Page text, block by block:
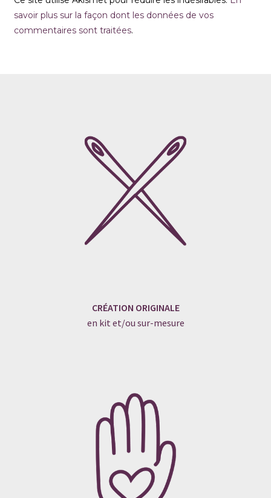
savoir plus sur la façon dont les données de vos
commentaires sont traitées.
CRÉATION ORIGINALE
en kit et/ou sur-mesure